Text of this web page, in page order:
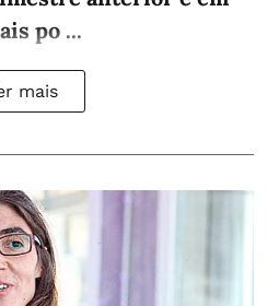
po ...
mais